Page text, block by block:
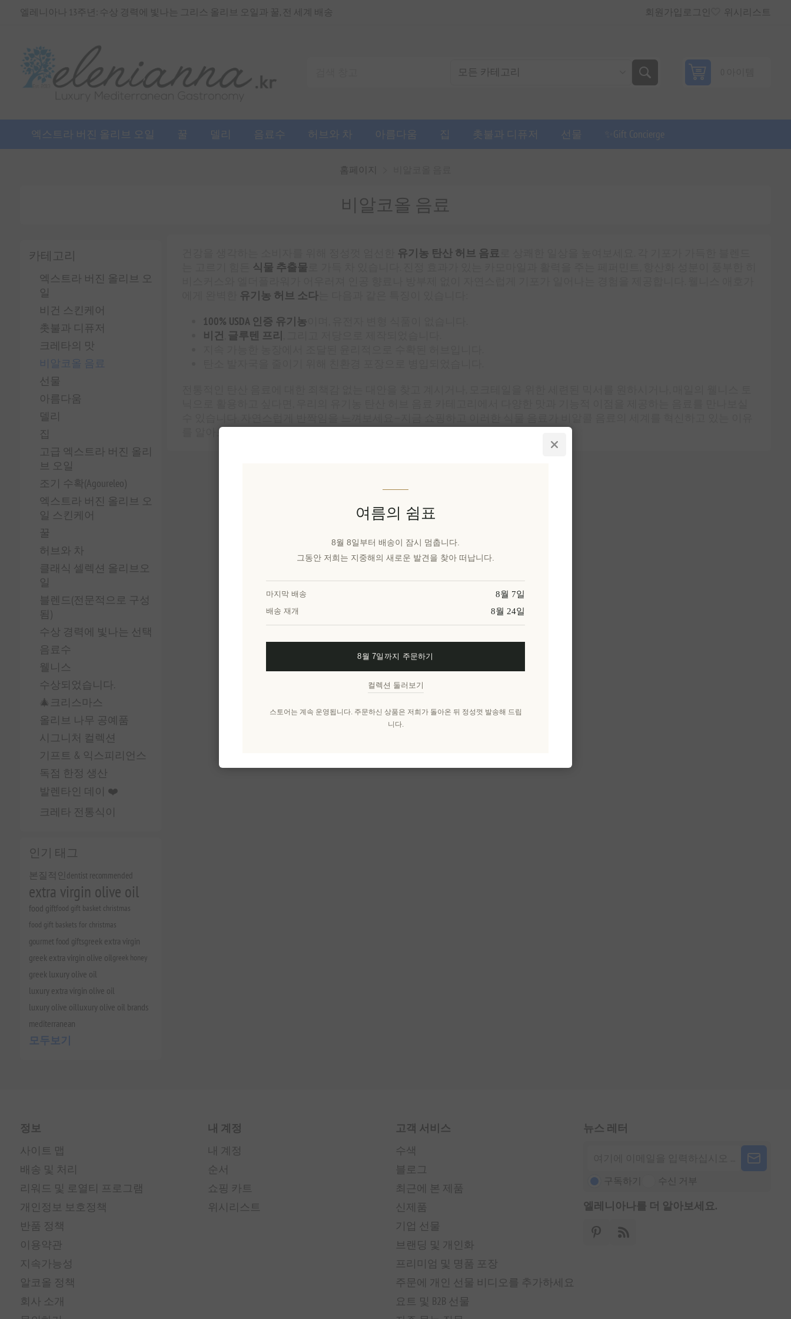
엘레니아나 13주년: 수상 경력에 빛나는 그리스 올리브 오일과 꿀, 전 세계 배송 회원가입 로그인 위시리스트
엑스트라 버진 올리브 오일 꿀 델리 음료수 허브와 차 아름다움 집 촛불과 디퓨저 선물 ✨Gift Concierge
홈페이지
카테고리
엑스트라 버진 올리브 오
일
비건 스킨케어
촛불과 디퓨저
크레타의 맛
비알코올 음료
선물
아름다움
델리
집
고급 엑스트라 버진 올리
브 오일
조기 수확(Agoureleo)
엑스트라 버진 올리브 오
일 스킨케어
꿀
허브와 차
클래식 셀렉션 올리브오
일
블렌드(전문적으로 구성
됨)
수상 경력에 빛나는 선택
음료수
웰니스
수상되었습니다.
🎄크리스마스
올리브 나무 공예품
시그니처 컬렉션
기프트 & 익스피리언스
독점 한정 생산
발렌타인 데이 ❤️
크레타 전통식이
인기 태그
본질적인 dentist recommended
extra virgin olive oil
food giftfood gift basket christmas
food gift baskets for christmas
gourmet food giftsgreek extra virgin
greek extra virgin olive oilgreek honey
greek luxury olive oil
luxury extra virgin olive oil
luxury olive oilluxury olive oil brands
mediterranean
모두보기
비알코올 음료
유기농 탄산 허브 음료
식물 추출물
유기농 허브 소다는 다음과 같은 특징이 있습니다:
100% USDA 인증 유기농
비건 글루텐 프리
를 알아보세요!
정보
사이트 맵
배송 및 처리
리워드 및 로열티 프로그램
개인정보 보호정책
반품 정책
이용약관
지속가능성
알코올 정책
회사 소개
내 계정
내 계정
순서
쇼핑 카트
위시리스트
고객 서비스
수색
블로그
최근에 본 제품
신제품
기업 선물
브랜딩 및 개인화
프리미엄 및 명품 포장
주문에 개인 선물 비디오를 추가하세요
요트 및 B2B 선물
뉴스 레터
구독하기 수신 거부
엘레니아나를 더 알아보세요.
여름의 쉼표
8월 8일부터 배송이 잠시 멈춥니다.
그동안 저희는 지중해의 새로운 발견을 찾아 떠납니다.
마지막 배송 8월 7일
배송 재개 8월 24일
8월 7일까지 주문하기
컬렉션 둘러보기
스토어는 계속 운영됩니다. 주문하신 상품은 저희가 돌아온 뒤 정성껏 발송해 드립
니다.